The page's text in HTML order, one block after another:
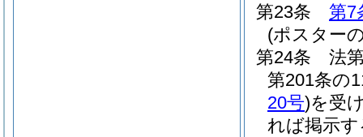
第23条
第7
(ポスター
第24条
法
第201条の
20号)を受
れば掲示